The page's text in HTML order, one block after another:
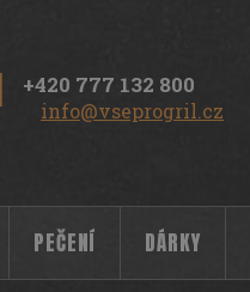
+420 777 132 800
info@vseprogril.cz
PEČENÍ DÁRKY